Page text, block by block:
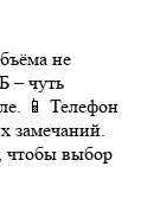
не
– чуть
📱 Телефон
замечаний.
чтобы выбор